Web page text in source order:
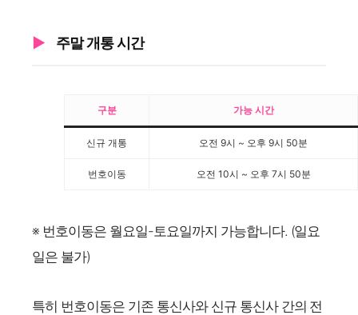
주말 개통 시간
구분 가능 시간
신규 개통 오전 9시 ~ 오후 9시 50분
번호이동 오전 10시 ~ 오후 7시 50분
※ 번호이동은 월요일-토요일까지 가능합니다. (일요
일은 불가)
특히 번호이동은 기존 통신사와 신규 통신사 간의 전